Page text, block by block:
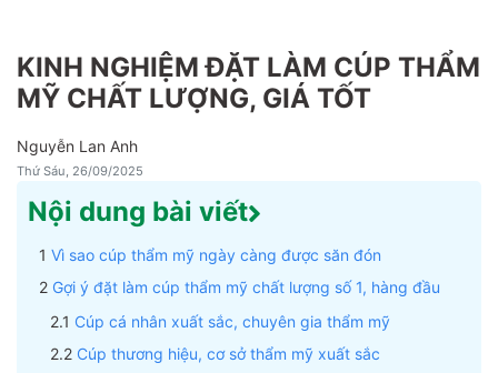
KINH NGHIỆM ĐẶT LÀM CÚP THẨM
MỸ CHẤT LƯỢNG, GIÁ TỐT
Nguyễn Lan Anh
Thứ Sáu, 26/09/2025
Nội dung bài viết
Vì sao cúp thẩm mỹ ngày càng được săn đón
Gợi ý đặt làm cúp thẩm mỹ chất lượng số 1, hàng đầu
Cúp cá nhân xuất sắc, chuyên gia thẩm mỹ
Cúp thương hiệu, cơ sở thẩm mỹ xuất sắc